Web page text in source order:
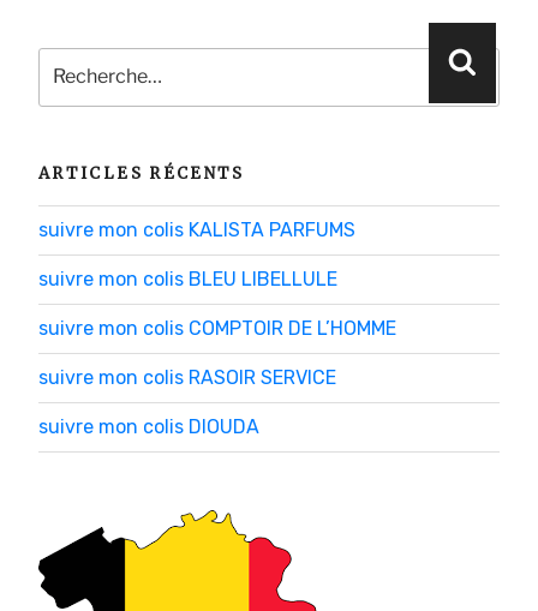
Recherche
pour
:
ARTICLES RÉCENTS
suivre mon colis KALISTA PARFUMS
suivre mon colis BLEU LIBELLULE
suivre mon colis COMPTOIR DE L’HOMME
suivre mon colis RASOIR SERVICE
suivre mon colis DIOUDA